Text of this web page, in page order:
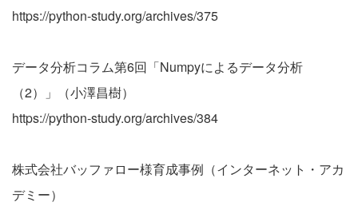
https://python-study.org/archives/375
データ分析コラム第6回「Numpyによるデータ分析
（2）」（小澤昌樹）
https://python-study.org/archives/384
株式会社バッファロー様育成事例（インターネット・アカ
デミー）